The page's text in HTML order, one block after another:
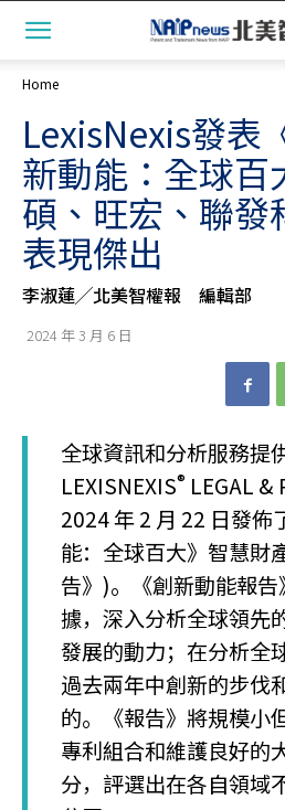
Home
LexisNexis發表
新動能：全球百
碩、旺宏、聯發
表現傑出
李淑蓮╱北美智權報 編輯部
2024 年 3 月 6 日
全球資訊和分析服務提
LEXISNEXIS® LEGAL &
2024 年 2 月 22 日發佈
能：全球百大》智慧財
告》)。《創新動能報
據，深入分析全球領先
發展的動力；在分析全
過去兩年中創新的步伐
的。《報告》將規模小
專利組合和維護良好的
分，評選出在各自領域